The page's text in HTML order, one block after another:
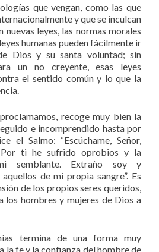
que vengan, como las que
y que se inculcan
nuevas leyes, las normas morales
humanas pueden fácilmente ir
Dios y su santa voluntad; sin
un no creyente, esas leyes
el sentido común y lo que la
recoge muy bien la
e incomprendido hasta por
el Salmo: “Escúchame, Señor,
Por ti he sufrido oprobios y la
semblante. Extraño soy y
de mi propia sangre”. Es
de los propios seres queridos,
los hombres y mujeres de Dios a
termina de una forma muy
la fe y la confianza del hombre de